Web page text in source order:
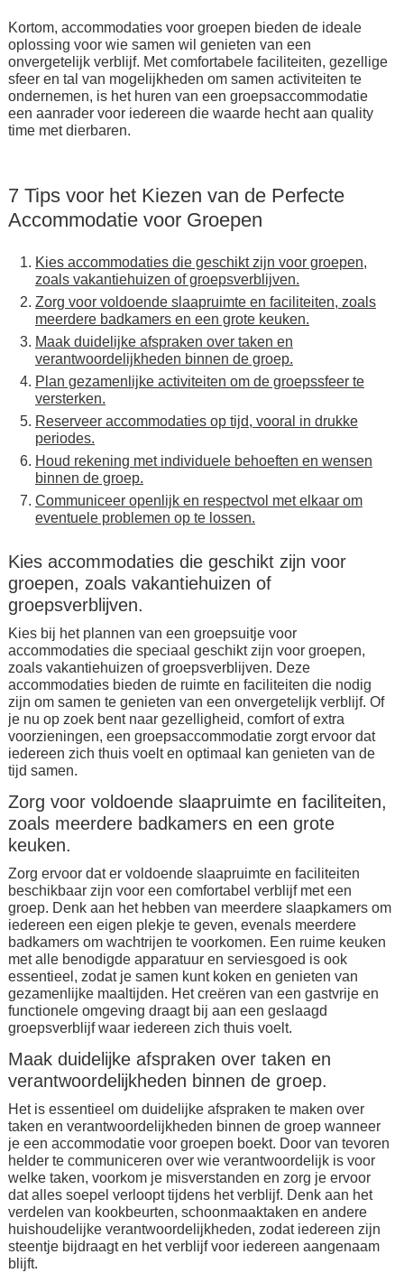
Kortom, accommodaties voor groepen bieden de ideale
oplossing voor wie samen wil genieten van een
onvergetelijk verblijf. Met comfortabele faciliteiten, gezellige
sfeer en tal van mogelijkheden om samen activiteiten te
ondernemen, is het huren van een groepsaccommodatie
een aanrader voor iedereen die waarde hecht aan quality
time met dierbaren.
7 Tips voor het Kiezen van de Perfecte
Accommodatie voor Groepen
Kies accommodaties die geschikt zijn voor groepen,
zoals vakantiehuizen of groepsverblijven.
Zorg voor voldoende slaapruimte en faciliteiten, zoals
meerdere badkamers en een grote keuken.
Maak duidelijke afspraken over taken en
verantwoordelijkheden binnen de groep.
Plan gezamenlijke activiteiten om de groepssfeer te
versterken.
Reserveer accommodaties op tijd, vooral in drukke
periodes.
Houd rekening met individuele behoeften en wensen
binnen de groep.
Communiceer openlijk en respectvol met elkaar om
eventuele problemen op te lossen.
Kies accommodaties die geschikt zijn voor
groepen, zoals vakantiehuizen of
groepsverblijven.
Kies bij het plannen van een groepsuitje voor
accommodaties die speciaal geschikt zijn voor groepen,
zoals vakantiehuizen of groepsverblijven. Deze
accommodaties bieden de ruimte en faciliteiten die nodig
zijn om samen te genieten van een onvergetelijk verblijf. Of
je nu op zoek bent naar gezelligheid, comfort of extra
voorzieningen, een groepsaccommodatie zorgt ervoor dat
iedereen zich thuis voelt en optimaal kan genieten van de
tijd samen.
Zorg voor voldoende slaapruimte en faciliteiten,
zoals meerdere badkamers en een grote
keuken.
Zorg ervoor dat er voldoende slaapruimte en faciliteiten
beschikbaar zijn voor een comfortabel verblijf met een
groep. Denk aan het hebben van meerdere slaapkamers om
iedereen een eigen plekje te geven, evenals meerdere
badkamers om wachtrijen te voorkomen. Een ruime keuken
met alle benodigde apparatuur en serviesgoed is ook
essentieel, zodat je samen kunt koken en genieten van
gezamenlijke maaltijden. Het creëren van een gastvrije en
functionele omgeving draagt bij aan een geslaagd
groepsverblijf waar iedereen zich thuis voelt.
Maak duidelijke afspraken over taken en
verantwoordelijkheden binnen de groep.
Het is essentieel om duidelijke afspraken te maken over
taken en verantwoordelijkheden binnen de groep wanneer
je een accommodatie voor groepen boekt. Door van tevoren
helder te communiceren over wie verantwoordelijk is voor
welke taken, voorkom je misverstanden en zorg je ervoor
dat alles soepel verloopt tijdens het verblijf. Denk aan het
verdelen van kookbeurten, schoonmaaktaken en andere
huishoudelijke verantwoordelijkheden, zodat iedereen zijn
steentje bijdraagt en het verblijf voor iedereen aangenaam
blijft.